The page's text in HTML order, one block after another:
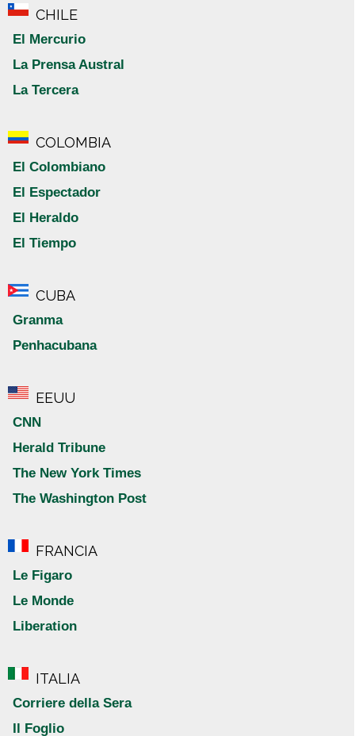
CHILE
El Mercurio
La Prensa Austral
La Tercera
COLOMBIA
El Colombiano
El Espectador
El Heraldo
El Tiempo
CUBA
Granma
Penhacubana
EEUU
CNN
Herald Tribune
The New York Times
The Washington Post
FRANCIA
Le Figaro
Le Monde
Liberation
ITALIA
Corriere della Sera
Il Foglio